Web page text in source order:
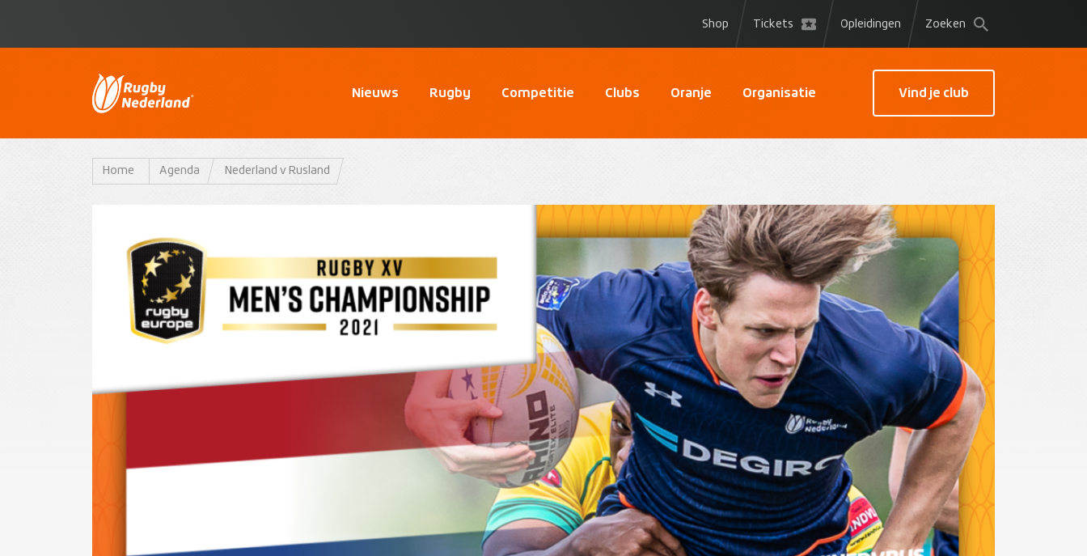
Shop Tickets Opleidingen Zoeken
Nieuws Rugby Competitie Clubs Oranje Organisatie Vind je club
Home Agenda Nederland v Rusland